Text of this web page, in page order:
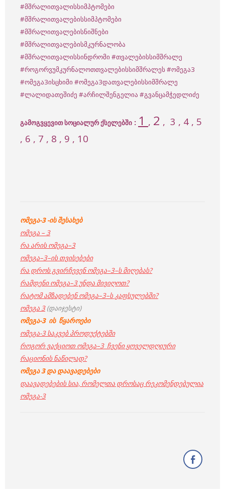
#მშრალითვალისსიმპტომები
#მშრალითვალებისსიმპტომები
#მშრალითვალებისნიშნები
#მშრალითვალებისმკურნალობა
#მშრალითვალისსინდრომი #თვალებისსიმშრალე
#როგორვუმკურნალოთთვალებისსიმშრალეს #ომეგა3
#ომეგა3ისცხიმი #ომეგა3დათვალებისსიმშრალე
#ლალიდათეშიძე #არჩილშენგელია #გვანცამჭედლიძე
გამოგვყევით სოციალურ ქსელებში : 1 , 2 , 3 , 4 , 5
, 6 , 7 , 8 , 9 , 10
ომეგა-3 -ის შესახებ
ომეგა – 3
რა არის ომეგა–3
ომეგა–3–ის თვისებები
რა დროს გვირჩევენ ომეგა–3–ს მიღებას?
რამდენი ომეგა–3 უნდა მივიღოთ?
რატომ ამზადებენ ომეგა–3–ს კაფსულებში?
ომეგა 3(დაიჯესტი)
ომეგა-3 ის წყაროები
ომეგა-3 საკვებ პროდუქტებში
როგორ ვაქციოთ ომეგა–3 ჩვენი ყოველდღიური
რაციონის ნაწილად?
ომეგა 3 და დაავადებები
დაავადებების სია, რომელთა დროსაც რეკომენდებულია
ომეგა-3